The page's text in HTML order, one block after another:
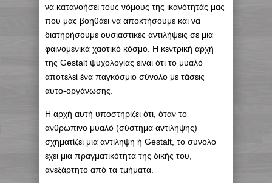
να κατανοήσει τους νόμους της ικανότητάς μας
που μας βοηθάει να αποκτήσουμε και να
διατηρήσουμε ουσιαστικές αντιλήψεις σε μια
φαινομενικά χαοτικό κόσμο. Η κεντρική αρχή
της Gestalt ψυχολογίας είναι ότι το μυαλό
αποτελεί ένα παγκόσμιο σύνολο με τάσεις
αυτο-οργάνωσης.
Η αρχή αυτή υποστηρίζει ότι, όταν το
ανθρώπινο μυαλό (σύστημα αντίληψης)
σχηματίζει μια αντίληψη ή Gestalt, το σύνολο
έχει μια πραγματικότητα της δικής του,
ανεξάρτητο από τα τμήματα.